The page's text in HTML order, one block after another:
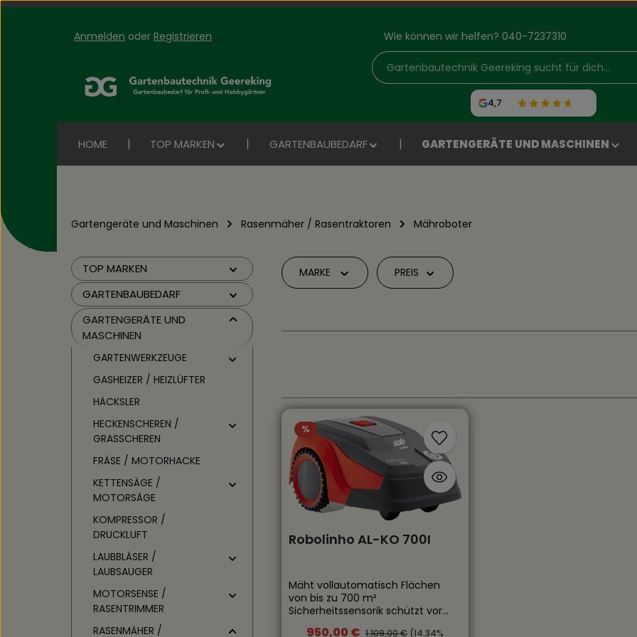
Zum Hauptinhalt springen
Zur Suche springen
Zur Hauptnavigation springen
Anmelden oder Registrieren Wie können wir helfen? 040-7237310
4,7
HOME TOP MARKEN GARTENBAUBEDARF GARTENGERÄTE UND MASCHINEN
Gartengeräte und Maschinen Rasenmäher / Rasentraktoren Mähroboter
TOP MARKEN
GARTENBAUBEDARF
GARTENGERÄTE UND
MASCHINEN
GARTENWERKZEUGE
GASHEIZER / HEIZLÜFTER
HÄCKSLER
HECKENSCHEREN /
GRASSCHEREN
FRÄSE / MOTORHACKE
KETTENSÄGE /
MOTORSÄGE
KOMPRESSOR /
DRUCKLUFT
LAUBBLÄSER /
LAUBSAUGER
MOTORSENSE /
RASENTRIMMER
RASENMÄHER /
MARKE PREIS
Rabatt
%
Robolinho AL-KO 700I
Mäht vollautomatisch Flächen
von bis zu 700 m²
Sicherheitssensorik schützt vor
Verkaufspreis:
950,00 € Regulärer Preis:
1.109,00 € (14.34%